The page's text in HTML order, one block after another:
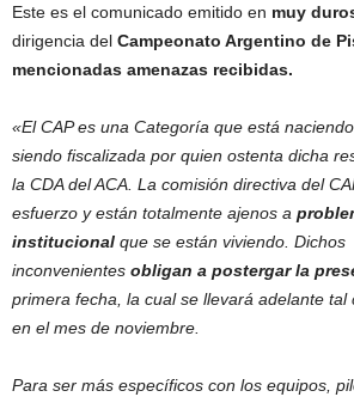
Este es el comunicado emitido en muy
dirigencia del Campeonato Argentino de
mencionadas amenazas recibidas.
«El CAP es una Categoría que está
siendo fiscalizada por quien ostenta dicha
la CDA del ACA. La comisión directiva del
esfuerzo y están totalmente ajenos a
institucional que se están viviendo. Dichos
inconvenientes obligan a postergar la
primera fecha, la cual se llevará adelante tal
en el mes de noviembre.
Para ser más específicos con los equipos,